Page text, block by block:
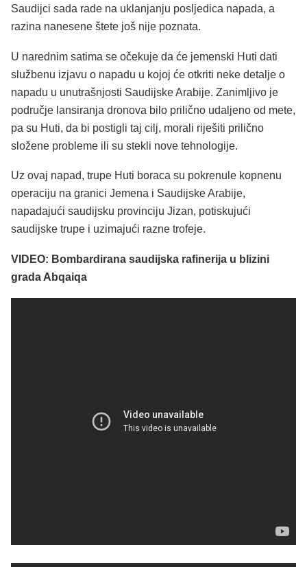
Saudijci sada rade na uklanjanju posljedica napada, a
razina nanesene štete još nije poznata.
U narednim satima se očekuje da će jemenski Huti dati
službenu izjavu o napadu u kojoj će otkriti neke detalje o
napadu u unutrašnjosti Saudijske Arabije. Zanimljivo je
područje lansiranja dronova bilo prilično udaljeno od mete,
pa su Huti, da bi postigli taj cilj, morali riješiti prilično
složene probleme ili su stekli nove tehnologije.
Uz ovaj napad, trupe Huti boraca su pokrenule kopnenu
operaciju na granici Jemena i Saudijske Arabije,
napadajući saudijsku provinciju Jizan, potiskujući
saudijske trupe i uzimajući razne trofeje.
VIDEO: Bombardirana saudijska rafinerija u blizini
grada Abqaiqa